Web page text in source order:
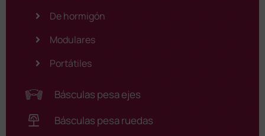
De hormigón
Modulares
Portátiles
Básculas pesa ejes
Básculas pesa ruedas